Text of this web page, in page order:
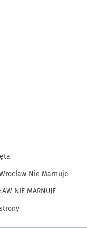
Nie Marnuje
NIE MARNUJE